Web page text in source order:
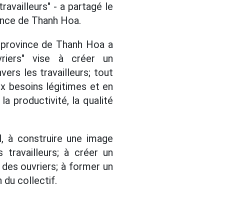
- a partagé le
de Thanh Hoa.
de Thanh Hoa a
vise à créer un
les travailleurs; tout
besoins légitimes et en
productivité, la qualité
à construire une image
travailleurs; à créer un
ouvriers; à former un
du collectif.